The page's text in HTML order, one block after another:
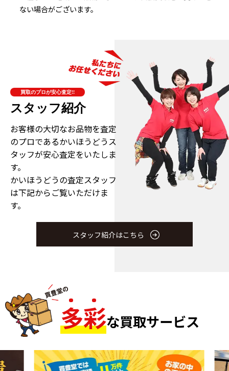
ない場合がございます。
買取のプロが安心査定!!
スタッフ紹介
お客様の大切なお品物を査定
のプロであるかいほうどうス
タッフが安心査定をいたしま
す。
かいほうどうの査定スタッフ
は下記からご覧いただけま
す。
スタッフ紹介はこちら
多彩な買取サービス